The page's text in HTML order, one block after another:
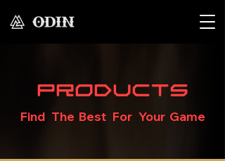
Products
Find The Best For Your Game